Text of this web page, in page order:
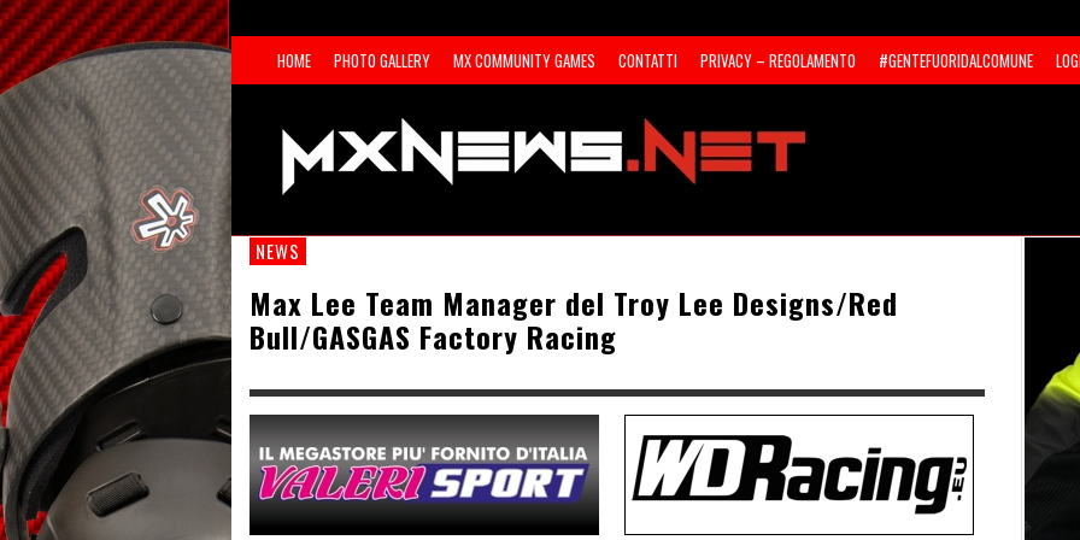
HOME PHOTO GALLERY MX COMMUNITY GAMES CONTATTI PRIVACY – REGOLAMENTO #GENTEFUORIDALCOMUNE
NEWS
Max Lee Team Manager del Troy Lee Designs/Red
Bull/GASGAS Factory Racing